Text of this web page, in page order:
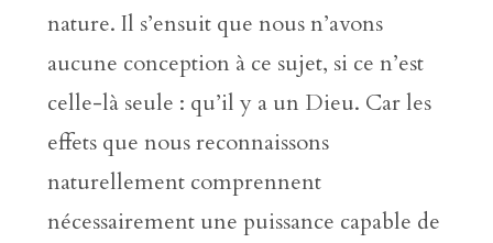
nature. Il s’ensuit que nous n’avons
aucune conception à ce sujet, si ce n’est
celle-là seule : qu’il y a un Dieu. Car les
effets que nous reconnaissons
naturellement comprennent
nécessairement une puissance capable de